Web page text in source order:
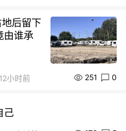
地后留下
由谁承
12小时前 251 0
己